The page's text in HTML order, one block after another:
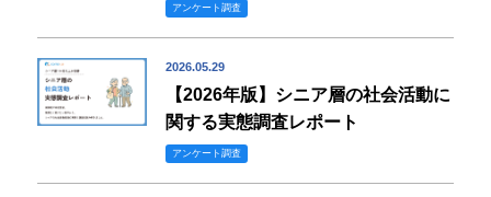
アンケート調査
2026.05.29
【2026年版】シニア層の社会活動に
関する実態調査レポート
アンケート調査